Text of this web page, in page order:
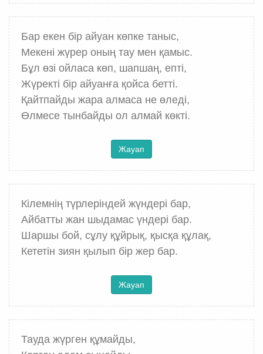
Бар екен бір айуан көпке таныс,
Мекені жүрер оның тау мен қамыс.
Бұл өзі ойласа көп, шапшаң, епті,
Жүректі бір айуанға қойса бетті.
Қайтпайды жара алмаса не өледі,
Өлмесе тынбайды ол алмай көкті.
Жауап
Кілемнің түрлеріндей жүндері бар,
Айбатты жан шыдамас үндері бар.
Шаршы бой, сұлу құйрық, қысқа құлақ,
Кететін зиян қылып бір жер бар.
Жауап
Тауда жүрген құмайды,